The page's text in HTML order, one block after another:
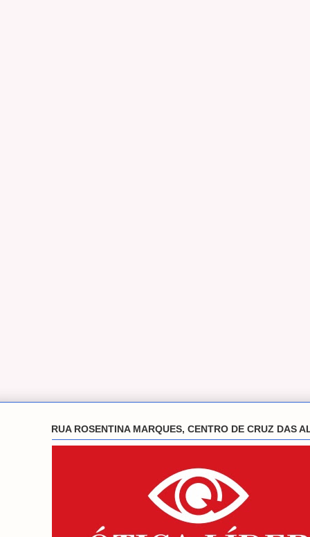
RUA ROSENTINA MARQUES, CENTRO DE CRUZ DAS